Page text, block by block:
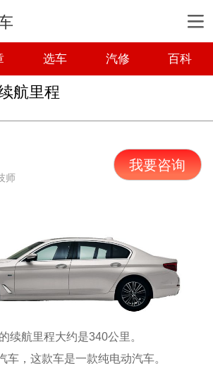
选车 汽修 百科
航里程
师
我要咨询
续航里程大约是340公里。
车，这款车是一款纯电动汽车。